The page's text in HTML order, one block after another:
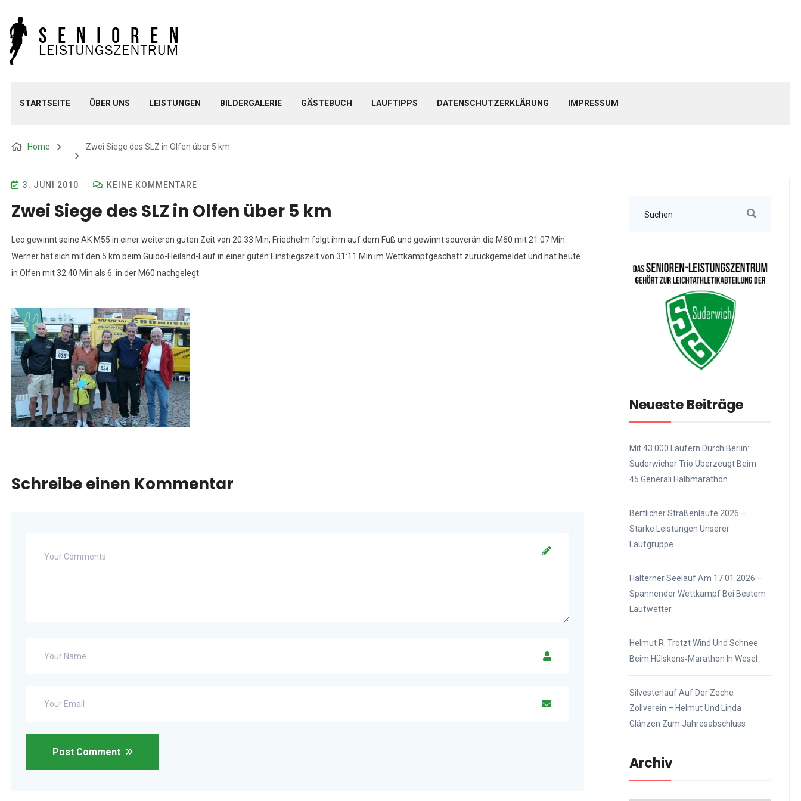
STARTSEITE ÜBER UNS LEISTUNGEN BILDERGALERIE GÄSTEBUCH LAUFTIPPS DATENSCHUTZERKLÄRUNG IMPRESSUM
Home Zwei Siege des SLZ in Olfen über 5 km
3. JUNI 2010 KEINE KOMMENTARE
Zwei Siege des SLZ in Olfen über 5 km
Leo gewinnt seine AK M55 in einer weiteren guten Zeit von 20:33 Min, Friedhelm folgt ihm auf dem Fuß und gewinnt souverän die M60 mit 21:07 Min.
Werner hat sich mit den 5 km beim Guido-Heiland-Lauf in einer guten Einstiegszeit von 31:11 Min im Wettkampfgeschäft zurückgemeldet und hat heute
in Olfen mit 32:40 Min als 6. in der M60 nachgelegt.
Schreibe einen Kommentar
Post Comment
Neueste Beiträge
Mit 43.000 Läufern Durch Berlin:
Suderwicher Trio Überzeugt Beim
45.Generali Halbmarathon
Bertlicher Straßenläufe 2026 –
Starke Leistungen Unserer
Laufgruppe
Halterner Seelauf Am 17.01.2026 –
Spannender Wettkampf Bei Bestem
Laufwetter
Helmut R. Trotzt Wind Und Schnee
Beim Hülskens‑Marathon In Wesel
Silvesterlauf Auf Der Zeche
Zollverein – Helmut Und Linda
Glänzen Zum Jahresabschluss
Archiv